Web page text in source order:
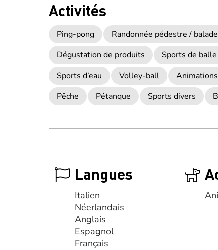
Activités
Ping-pong Randonnée pédestre /
Dégustation de produits
Sports de balle
Sports d’eau
Volley-ball
Pêche
Pétanque Sports divers
Langues
Italien
Néerlandais
Anglais
Espagnol
Français